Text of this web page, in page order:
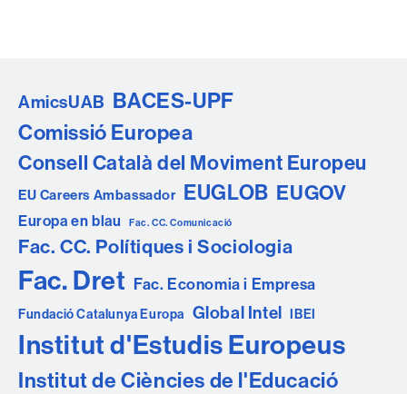
AmicsUAB BACES-UPF
Comissió Europea
Consell Català del Moviment Europeu
EU Careers Ambassador EUGLOB EUGOV
Europa en blau Fac. CC. Comunicació
Fac. CC. Polítiques i Sociologia
Fac. Dret Fac. Economia i Empresa
Fundació Catalunya Europa Global Intel IBEI
Institut d'Estudis Europeus
Institut de Ciències de l'Educació